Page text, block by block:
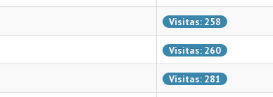
Visitas: 258
Visitas: 260
Visitas: 281